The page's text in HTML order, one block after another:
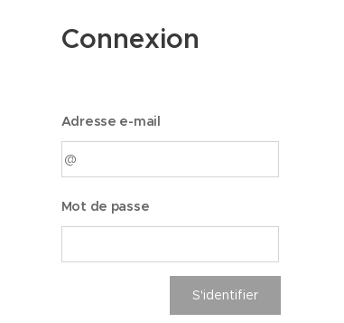
Connexion
Adresse e-mail
Mot de passe
S'identifier